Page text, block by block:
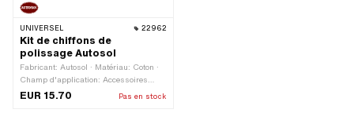
UNIVERSEL 22962
Kit de chiffons de
polissage Autosol
Fabricant: Autosol · Matériau: Coton ·
Champ d'application: Accessoires
d'atelier
EUR 15.70 Pas en stock